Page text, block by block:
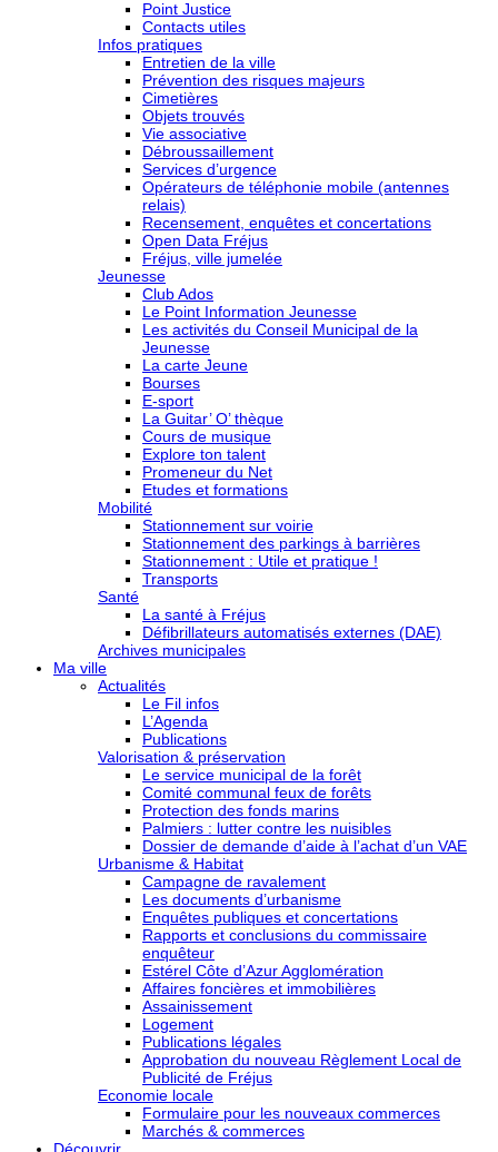
Point Justice
Contacts utiles
Infos pratiques
Entretien de la ville
Prévention des risques majeurs
Cimetières
Objets trouvés
Vie associative
Débroussaillement
Services d’urgence
Opérateurs de téléphonie mobile (antennes
relais)
Recensement, enquêtes et concertations
Open Data Fréjus
Fréjus, ville jumelée
Jeunesse
Club Ados
Le Point Information Jeunesse
Les activités du Conseil Municipal de la
Jeunesse
La carte Jeune
Bourses
E-sport
La Guitar’ O’ thèque
Cours de musique
Explore ton talent
Promeneur du Net
Etudes et formations
Mobilité
Stationnement sur voirie
Stationnement des parkings à barrières
Stationnement : Utile et pratique !
Transports
Santé
La santé à Fréjus
Défibrillateurs automatisés externes (DAE)
Archives municipales
Ma ville
Actualités
Le Fil infos
L’Agenda
Publications
Valorisation & préservation
Le service municipal de la forêt
Comité communal feux de forêts
Protection des fonds marins
Palmiers : lutter contre les nuisibles
Dossier de demande d’aide à l’achat d’un VAE
Urbanisme & Habitat
Campagne de ravalement
Les documents d’urbanisme
Enquêtes publiques et concertations
Rapports et conclusions du commissaire
enquêteur
Estérel Côte d’Azur Agglomération
Affaires foncières et immobilières
Assainissement
Logement
Publications légales
Approbation du nouveau Règlement Local de
Publicité de Fréjus
Economie locale
Formulaire pour les nouveaux commerces
Marchés & commerces